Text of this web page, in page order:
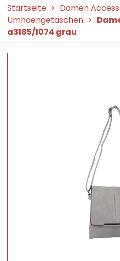
Startseite > Damen
Umhaengetaschen >
a3185/1074 grau